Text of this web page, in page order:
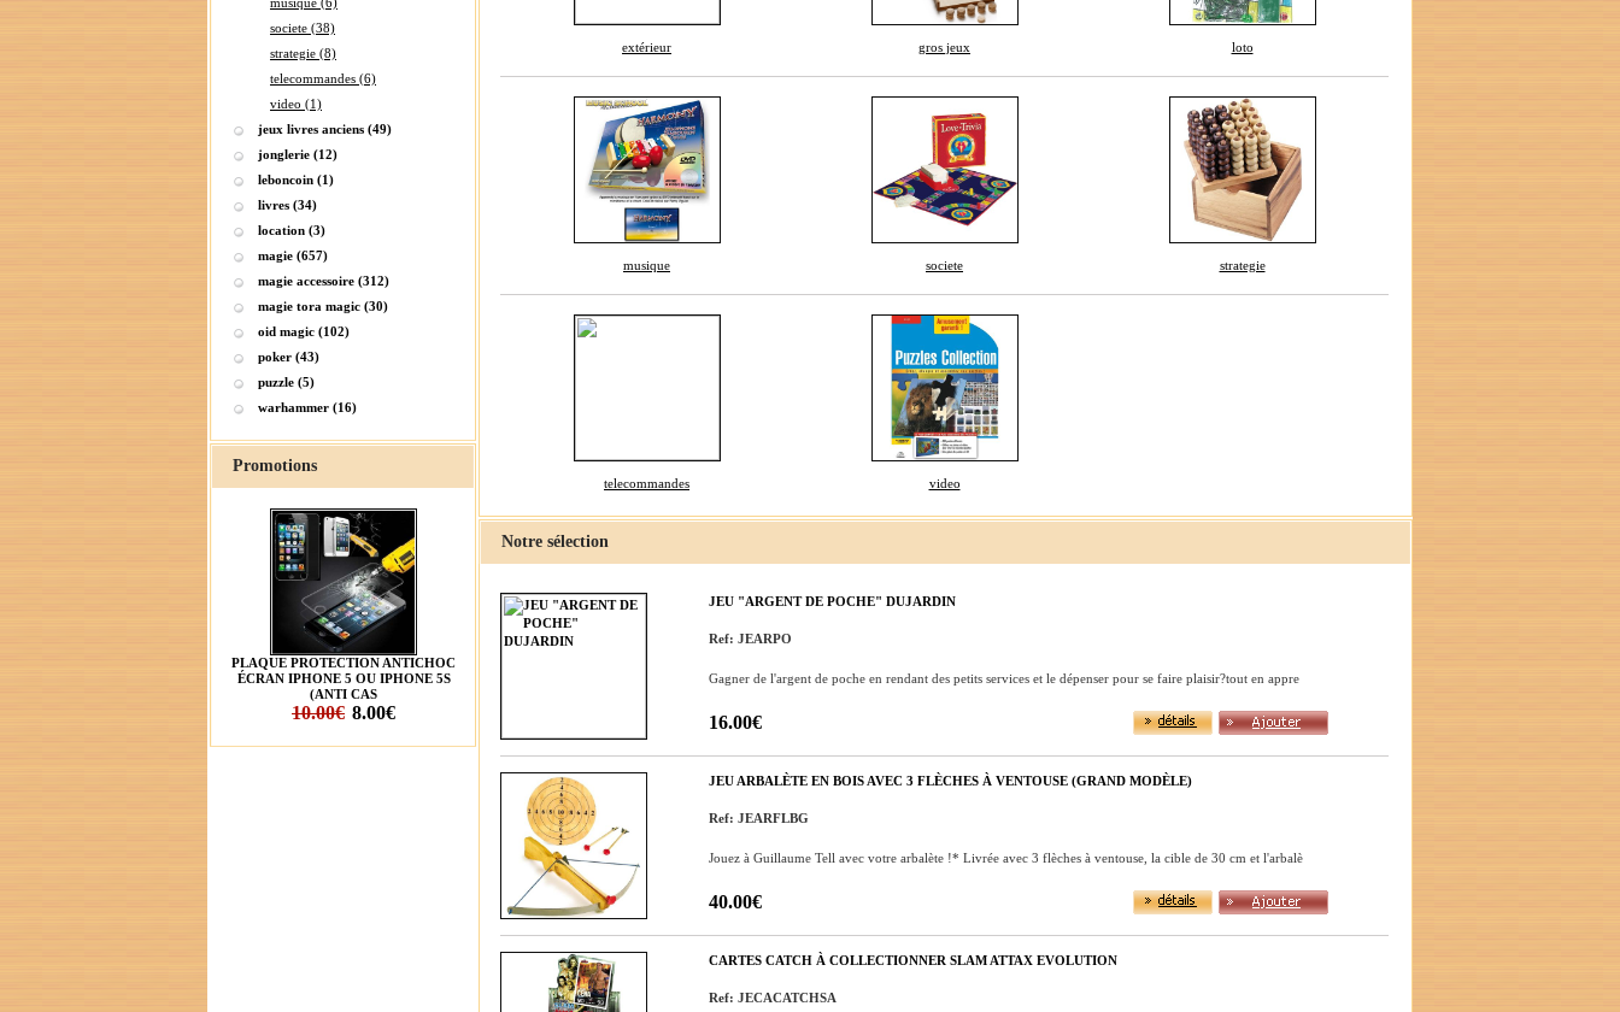
societe (38)
strategie (8)
telecommandes (6)
video (1)
jeux livres anciens (49)
jonglerie (12)
leboncoin (1)
livres (34)
location (3)
magie (657)
magie accessoire (312)
magie tora magic (30)
oid magic (102)
poker (43)
puzzle (5)
warhammer (16)
Promotions
PLAQUE PROTECTION ANTICHOC
ÉCRAN IPHONE 5 OU IPHONE 5S
(ANTI CAS
10.00€ 8.00€
extérieur gros jeux loto
musique societe strategie
telecommandes video
Notre sélection
JEU "ARGENT DE POCHE" DUJARDIN
Ref: JEARPO
Gagner de l'argent de poche en rendant des petits services et le dépenser pour se faire plaisir?tout en appre
16.00€
JEU ARBALÈTE EN BOIS AVEC 3 FLÈCHES À VENTOUSE (GRAND MODÈLE)
Ref: JEARFLBG
Jouez à Guillaume Tell avec votre arbalète !* Livrée avec 3 flèches à ventouse, la cible de 30 cm et l'arbalè
40.00€
CARTES CATCH À COLLECTIONNER SLAM ATTAX EVOLUTION
Ref: JECACATCHSA